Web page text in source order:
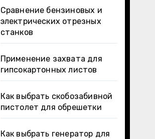
Сравнение бензиновых и
электрических отрезных
станков
Применение захвата для
гипсокартонных листов
Как выбрать скобозабивной
пистолет для обрешетки
Как выбрать генератор для